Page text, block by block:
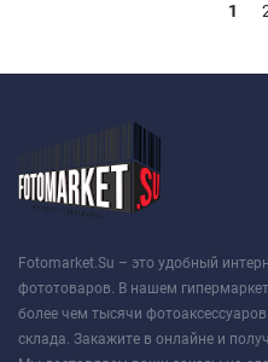
1
Fotomarket.Su – это удобный
фототоваров. В нашем
более чем тысячи
склада. Закажите в онлайне и